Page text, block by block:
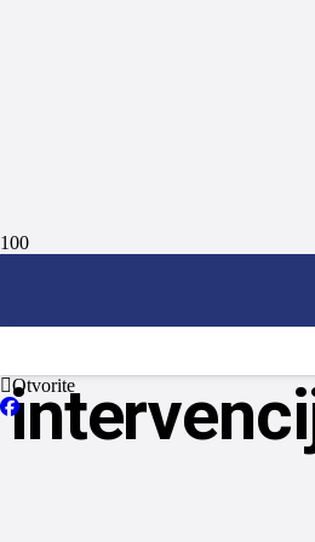
Otvorite
laserske